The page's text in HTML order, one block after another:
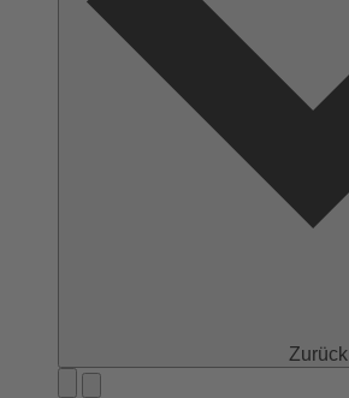
Zurück